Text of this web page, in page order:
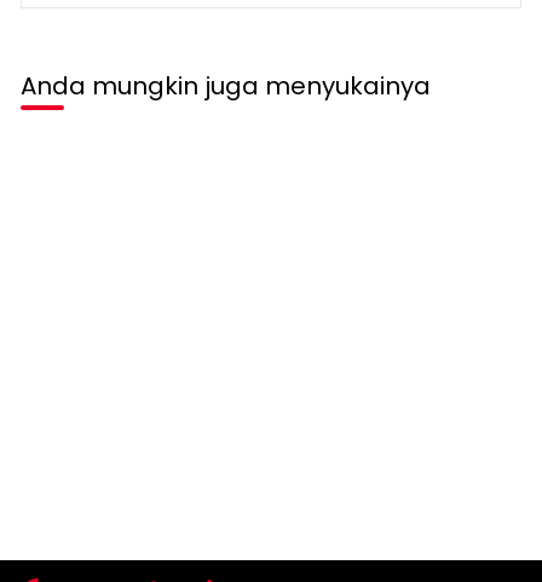
Anda mungkin juga menyukainya